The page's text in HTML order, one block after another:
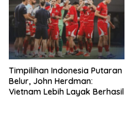
Timpilihan Indonesia Putaran
Belur, John Herdman:
Vietnam Lebih Layak Berhasil